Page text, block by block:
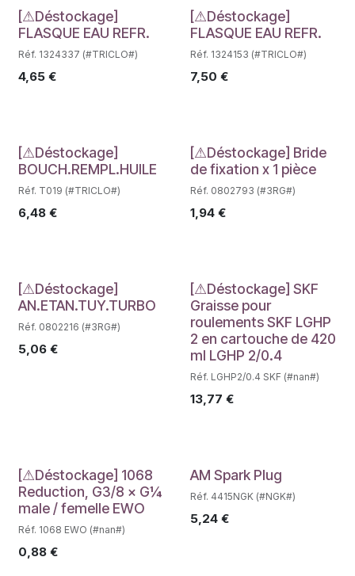
Déstockage
[⚠Déstockage]
FLASQUE EAU REFR.
Réf. 1324337 (#TRICLO#)
4,65 €
Déstockage
[⚠Déstockage]
FLASQUE EAU REFR.
Réf. 1324153 (#TRICLO#)
7,50 €
Déstockage
[⚠Déstockage]
BOUCH.REMPL.HUILE
Réf. T019 (#TRICLO#)
6,48 €
Déstockage
[⚠Déstockage] Bride
de fixation x 1 pièce
Réf. 0802793 (#3RG#)
1,94€
Déstockage
[⚠Déstockage]
AN.ETAN.TUY.TURBO
Réf. 0802216 (#3RG#)
5,06 €
Déstockage
[⚠Déstockage] SKF
Graisse pour
roulements SKF LGHP
2 en cartouche de 420
ml LGHP 2/0.4
Réf. LGHP2/0.4 SKF (#nan#)
13,77 €
Déstockage
[⚠Déstockage] 1068
Reduction, G3/8 × G¼
male / femelle EWO
Réf. 1068 EWO (#nan#)
0,88 €
Déstockage
AM Spark Plug
Réf. 4415NGK (#NGK#)
5,24€